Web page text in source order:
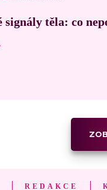
signály těla: co
REDAKCE